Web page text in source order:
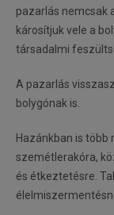
pazarlás nemcsak
károsítjuk vele a
társadalmi
A pazarlás
bolygónak is.
Hazánkban is
szemétlerakóra,
és étkeztetésre.